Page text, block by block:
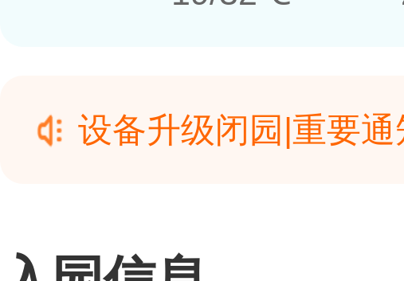
设备升级闭园|重要通